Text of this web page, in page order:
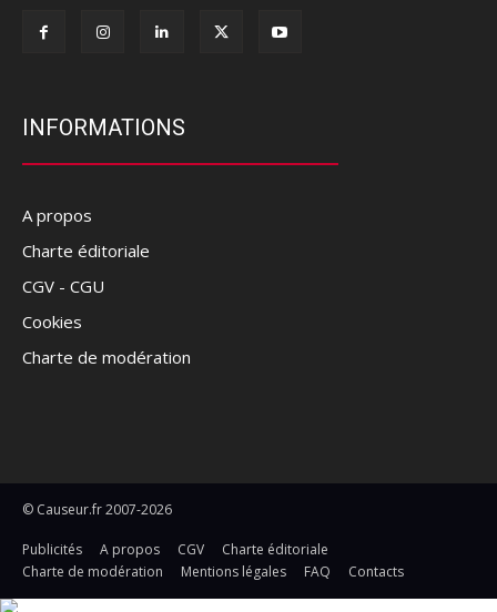
INFORMATIONS
A propos
Charte éditoriale
CGV - CGU
Cookies
Charte de modération
© Causeur.fr 2007-2026
Publicités A propos CGV
Charte éditoriale
Charte de modération
Mentions légales FAQ Contacts